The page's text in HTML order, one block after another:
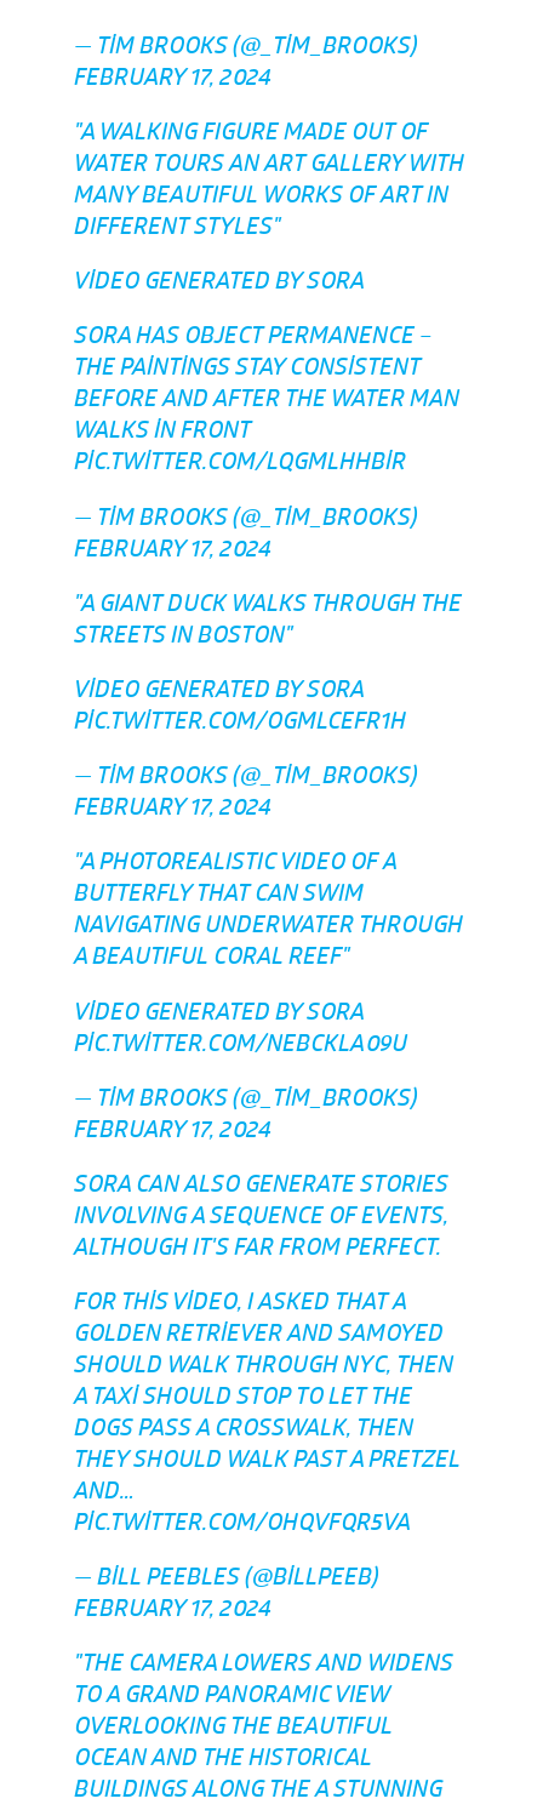
— TIM BROOKS (@_TIM_BROOKS)
FEBRUARY 17, 2024
"A WALKING FIGURE MADE OUT OF
WATER TOURS AN ART GALLERY WITH
MANY BEAUTIFUL WORKS OF ART IN
DIFFERENT STYLES"
VIDEO GENERATED BY SORA
SORA HAS OBJECT PERMANENCE –
THE PAINTINGS STAY CONSISTENT
BEFORE AND AFTER THE WATER MAN
WALKS IN FRONT
PIC.TWITTER.COM/LQGMLHHBIR
— TIM BROOKS (@_TIM_BROOKS)
FEBRUARY 17, 2024
"A GIANT DUCK WALKS THROUGH THE
STREETS IN BOSTON"
VIDEO GENERATED BY SORA
PIC.TWITTER.COM/OGMLCEFR1H
— TIM BROOKS (@_TIM_BROOKS)
FEBRUARY 17, 2024
"A PHOTOREALISTIC VIDEO OF A
BUTTERFLY THAT CAN SWIM
NAVIGATING UNDERWATER THROUGH
A BEAUTIFUL CORAL REEF"
VIDEO GENERATED BY SORA
PIC.TWITTER.COM/NEBCKLA09U
— TIM BROOKS (@_TIM_BROOKS)
FEBRUARY 17, 2024
SORA CAN ALSO GENERATE STORIES
INVOLVING A SEQUENCE OF EVENTS,
ALTHOUGH IT'S FAR FROM PERFECT.
FOR THIS VIDEO, I ASKED THAT A
GOLDEN RETRIEVER AND SAMOYED
SHOULD WALK THROUGH NYC, THEN
A TAXI SHOULD STOP TO LET THE
DOGS PASS A CROSSWALK, THEN
THEY SHOULD WALK PAST A PRETZEL
AND…
PIC.TWITTER.COM/OHQVFQR5VA
— BILL PEEBLES (@BILLPEEB)
FEBRUARY 17, 2024
"THE CAMERA LOWERS AND WIDENS
TO A GRAND PANORAMIC VIEW
OVERLOOKING THE BEAUTIFUL
OCEAN AND THE HISTORICAL
BUILDINGS ALONG THE A STUNNING